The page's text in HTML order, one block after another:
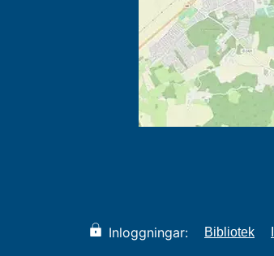
Inloggningar: Bibliotek